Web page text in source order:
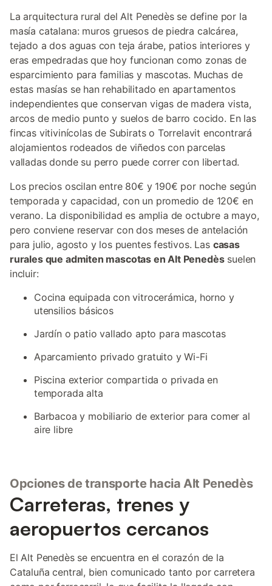
La arquitectura rural del Alt Penedès se define por la
masía catalana: muros gruesos de piedra calcárea,
tejado a dos aguas con teja árabe, patios interiores y
eras empedradas que hoy funcionan como zonas de
esparcimiento para familias y mascotas. Muchas de
estas masías se han rehabilitado en apartamentos
independientes que conservan vigas de madera vista,
arcos de medio punto y suelos de barro cocido. En las
fincas vitivinícolas de Subirats o Torrelavit encontrará
alojamientos rodeados de viñedos con parcelas
valladas donde su perro puede correr con libertad.
Los precios oscilan entre 80€ y 190€ por noche según
temporada y capacidad, con un promedio de 120€ en
verano. La disponibilidad es amplia de octubre a mayo,
pero conviene reservar con dos meses de antelación
para julio, agosto y los puentes festivos. Las casas
rurales que admiten mascotas en Alt Penedèssuelen
incluir:
Cocina equipada con vitrocerámica, horno y
utensilios básicos
Jardín o patio vallado apto para mascotas
Aparcamiento privado gratuito y Wi-Fi
Piscina exterior compartida o privada en
temporada alta
Barbacoa y mobiliario de exterior para comer al
aire libre
Opciones de transporte hacia Alt Penedès
Carreteras, trenes y
aeropuertos cercanos
El Alt Penedès se encuentra en el corazón de la
Cataluña central, bien comunicado tanto por carretera